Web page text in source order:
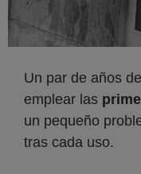
Un par de años
emplear las
un pequeño
tras cada uso.